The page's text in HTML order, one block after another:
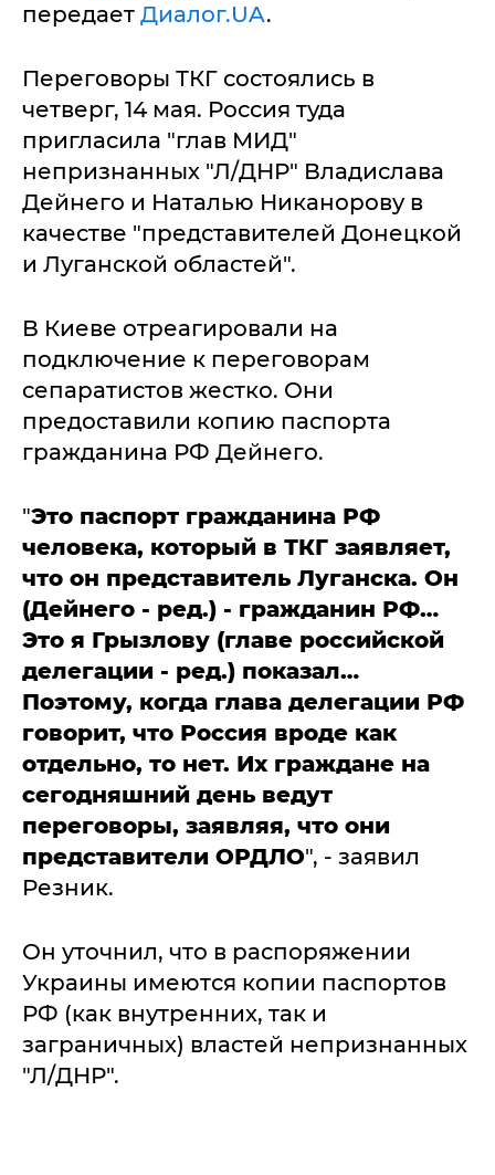
передает Диалог.UA.
Переговоры ТКГ состоялись в
четверг, 14 мая. Россия туда
пригласила "глав МИД"
непризнанных "Л/ДНР" Владислава
Дейнего и Наталью Никанорову в
качестве "представителей Донецкой
и Луганской областей".
В Киеве отреагировали на
подключение к переговорам
сепаратистов жестко. Они
предоставили копию паспорта
гражданина РФ Дейнего.
"Это паспорт гражданина РФ
человека, который в ТКГ заявляет,
что он представитель Луганска. Он
(Дейнего - ред.) - гражданин РФ…
Это я Грызлову (главе российской
делегации - ред.) показал…
Поэтому, когда глава делегации РФ
говорит, что Россия вроде как
отдельно, то нет. Их граждане на
сегодняшний день ведут
переговоры, заявляя, что они
представители ОРДЛО", - заявил
Резник.
Он уточнил, что в распоряжении
Украины имеются копии паспортов
РФ (как внутренних, так и
заграничных) властей непризнанных
"Л/ДНР".